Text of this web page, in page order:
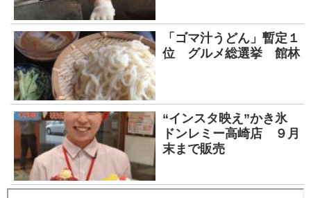
「ゴマ汁うどん」暫定１
位 グルメ総選挙 館林
“インスタ映え”かき氷
ドンレミー高崎店 ９月
末まで販売